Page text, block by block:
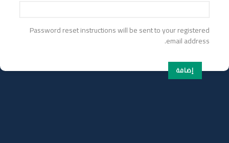
Password reset instructions will be sent to your registered
email address.